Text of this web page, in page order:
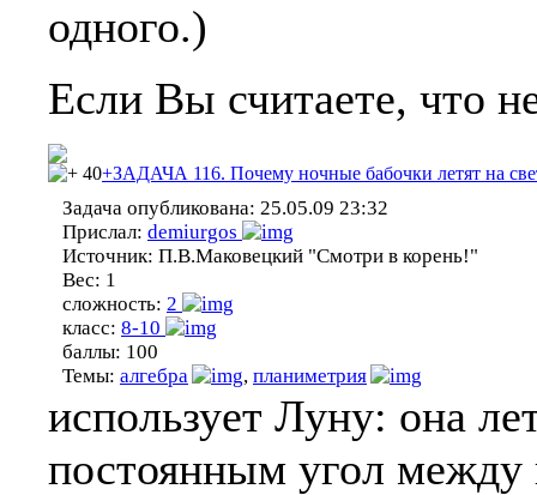
одного.)
Если Вы считаете, что
40+ЗАДАЧА 116. Почему ночные бабочки летят на
Задача опубликована: 25.05.09 23:32
Прислал: demiurgos
Источник: П.В.Маковецкий "Смотри в корень!"
Вес: 1
сложность: 2
класс: 8-10
баллы: 100
Темы: алгебра , планиметрия
использует Луну: она
постоянным угол между